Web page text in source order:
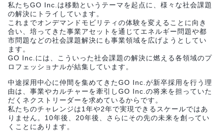
私たちGO Inc.は移動というテーマを起点に、様々な社会課題
の解決にトライしています。
これまでオンデマンドモビリティの体験を変えることに向き
合い、培ってきた事業アセットを通じてエネルギー問題や都
市問題などの社会課題解決にも事業領域を広げようとしてい
ます。
GO Inc.には、こういった社会課題の解決に燃える各領域のプ
ロフェッショナルが結集しています。
中途採用中心に仲間を集めてきたGO Inc.が新卒採用を行う理
由は、事業やカルチャーを牽引しGO Inc.の将来を担っていた
だくネクストリーダーを求めているからです。
私たちのチャレンジは1年や2年で実現できるスケールではあ
りません。10年後、20年後、さらにその先の未来を創ってい
くことにあります。